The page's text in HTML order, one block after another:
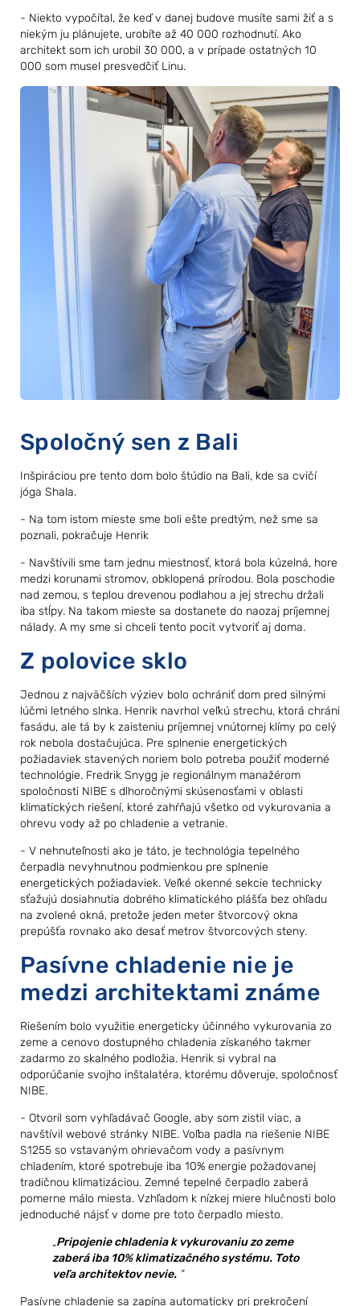
- Niekto vypočítal, že keď v danej budove musíte sami žiť a s
niekým ju plánujete, urobíte až 40 000 rozhodnutí. Ako
architekt som ich urobil 30 000, a v prípade ostatných 10
000 som musel presvedčiť Linu.
Spoločný sen z Bali
Inšpiráciou pre tento dom bolo štúdio na Bali, kde sa cvičí
jóga Shala.
- Na tom istom mieste sme boli ešte predtým, než sme sa
poznali, pokračuje Henrik
- Navštívili sme tam jednu miestnosť, ktorá bola kúzelná, hore
medzi korunami stromov, obklopená prírodou. Bola poschodie
nad zemou, s teplou drevenou podlahou a jej strechu držali
iba stĺpy. Na takom mieste sa dostanete do naozaj príjemnej
nálady. A my sme si chceli tento pocit vytvoriť aj doma.
Z polovice sklo
Jednou z najväčších výziev bolo ochrániť dom pred silnými
lúčmi letného slnka. Henrik navrhol veľkú strechu, ktorá chráni
fasádu, ale tá by k zaisteniu príjemnej vnútornej klímy po celý
rok nebola dostačujúca. Pre splnenie energetických
požiadaviek stavených noriem bolo potreba použiť moderné
technológie. Fredrik Snygg je regionálnym manažérom
spoločnosti NIBE s dlhoročnými skúsenosťami v oblasti
klimatických riešení, ktoré zahŕňajú všetko od vykurovania a
ohrevu vody až po chladenie a vetranie.
- V nehnuteľnosti ako je táto, je technológia tepelného
čerpadla nevyhnutnou podmienkou pre splnenie
energetických požiadaviek. Veľké okenné sekcie technicky
sťažujú dosiahnutia dobrého klimatického plášťa bez ohľadu
na zvolené okná, pretože jeden meter štvorcový okna
prepúšťa rovnako ako desať metrov štvorcových steny.
Pasívne chladenie nie je
medzi architektami známe
Riešením bolo využitie energeticky účinného vykurovania zo
zeme a cenovo dostupného chladenia získaného takmer
zadarmo zo skalného podložia. Henrik si vybral na
odporúčanie svojho inštalatéra, ktorému dôveruje, spoločnosť
NIBE.
- Otvoril som vyhľadávač Google, aby som zistil viac, a
navštívil webové stránky NIBE. Voľba padla na riešenie NIBE
S1255 so vstavaným ohrievačom vody a pasívnym
chladením, ktoré spotrebuje iba 10% energie požadovanej
tradičnou klimatizáciou. Zemné tepelné čerpadlo zaberá
pomerne málo miesta. Vzhľadom k nízkej miere hlučnosti bolo
jednoduché nájsť v dome pre toto čerpadlo miesto.
Pripojenie chladenia k vykurovaniu zo zeme
zaberá iba 10% klimatizačného systému. Toto
veľa architektov nevie.
Pasívne chladenie sa zapína automaticky pri prekročení